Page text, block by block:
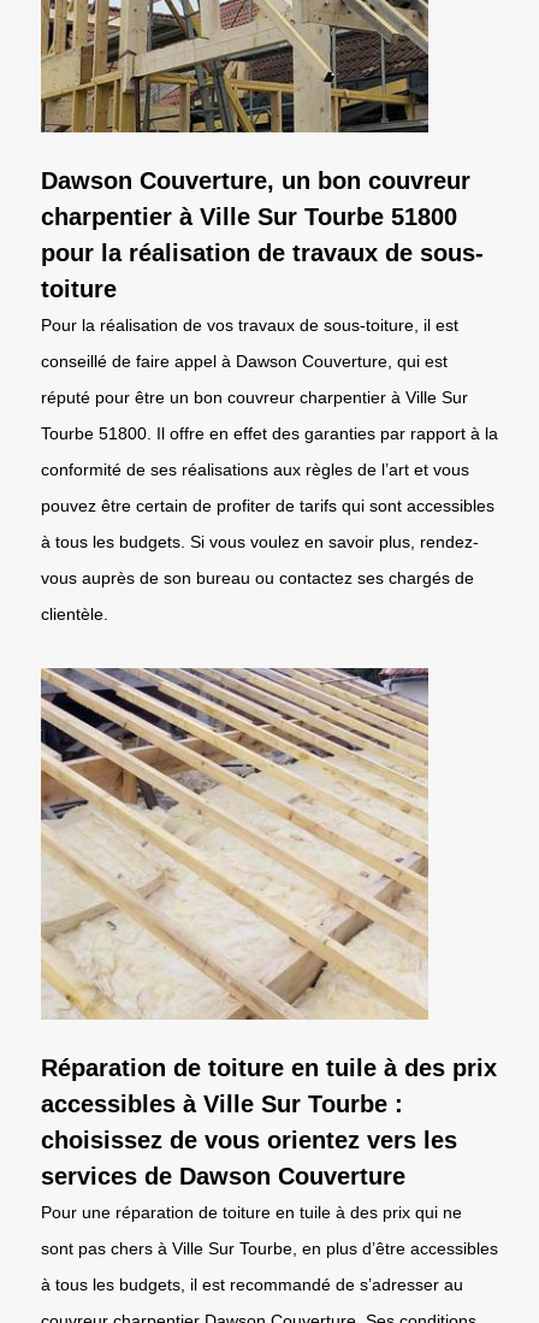
Dawson Couverture, un bon couvreur
charpentier à Ville Sur Tourbe 51800
pour la réalisation de travaux de sous-
toiture
Pour la réalisation de vos travaux de sous-toiture, il est
conseillé de faire appel à Dawson Couverture, qui est
réputé pour être un bon couvreur charpentier à Ville Sur
Tourbe 51800. Il offre en effet des garanties par rapport à la
conformité de ses réalisations aux règles de l’art et vous
pouvez être certain de profiter de tarifs qui sont accessibles
à tous les budgets. Si vous voulez en savoir plus, rendez-
vous auprès de son bureau ou contactez ses chargés de
clientèle.
Réparation de toiture en tuile à des prix
accessibles à Ville Sur Tourbe :
choisissez de vous orientez vers les
services de Dawson Couverture
Pour une réparation de toiture en tuile à des prix qui ne
sont pas chers à Ville Sur Tourbe, en plus d’être accessibles
à tous les budgets, il est recommandé de s’adresser au